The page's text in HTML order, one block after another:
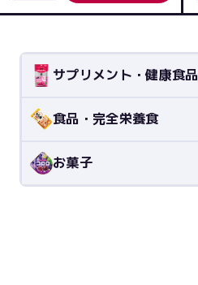
サプリメント・健康食品
食品・完全栄養食
お菓子